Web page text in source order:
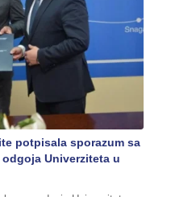
potpisala sporazum sa
Univerziteta u